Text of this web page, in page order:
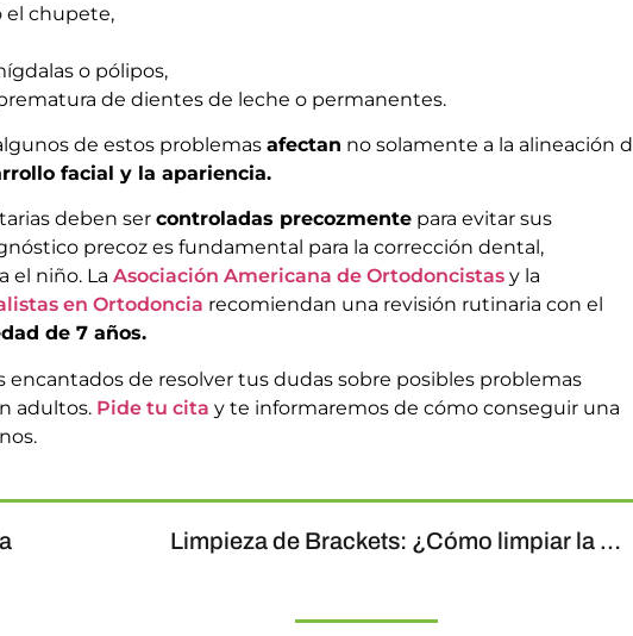
el chupete,
o pólipos,
de dientes de leche o permanentes.
de estos problemas afectan no solamente a la alineación
facial y la apariencia.
deben ser controladas precozmentepara evitar sus
precoz es fundamental para la corrección dental,
el niño. La Asociación Americana de Ortodoncistasy la
en Ortodoncia recomiendan una revisión rutinaria con el
de 7 años.
encantados de resolver tus dudas sobre posibles problemas
adultos. Pide tu cita y te informaremos de cómo conseguir una
Limpieza de Brackets: ¿Cómo limpiar la ortodoncia?